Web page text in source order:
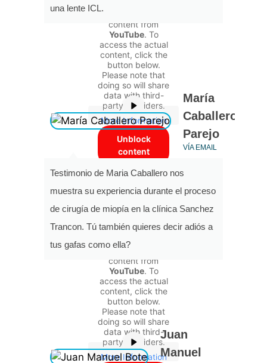
una lente ICL.
content from
YouTube. To
access the actual
content, click the
button below.
Please note that
doing so will share
data with third-
party providers.
More Information
Unblock
content
Accept
required
service and
unblock
content
Testimonio de Maria Caballero nos
muestra su experiencia durante el proceso
de cirugía de miopía en la clínica Sanchez
Trancon. Tú también quieres decir adiós a
tus gafas como ella?
María
Caballero
Parejo
VÍA EMAIL
You are currently
viewing a
placeholder
content from
YouTube. To
access the actual
content, click the
button below.
Please note that
doing so will share
data with third-
party providers.
More Information
Juan
Manuel